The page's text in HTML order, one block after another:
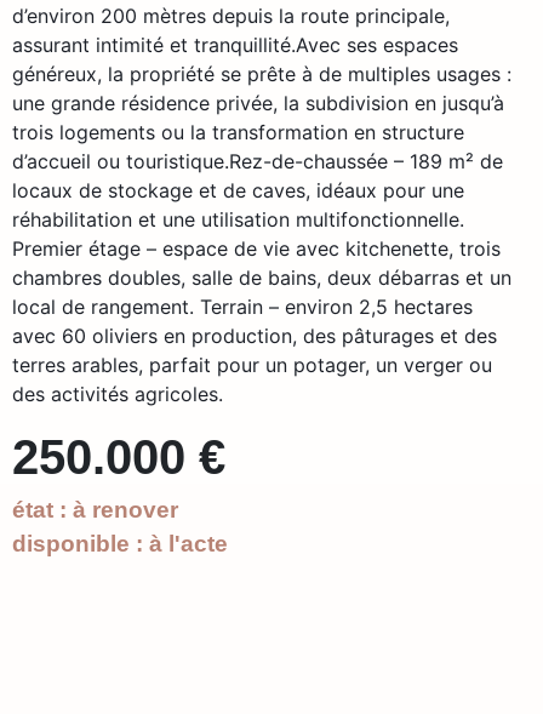
d’environ 200 mètres depuis la route principale,
assurant intimité et tranquillité.Avec ses espaces
généreux, la propriété se prête à de multiples usages :
une grande résidence privée, la subdivision en jusqu’à
trois logements ou la transformation en structure
d’accueil ou touristique.Rez-de-chaussée – 189 m² de
locaux de stockage et de caves, idéaux pour une
réhabilitation et une utilisation multifonctionnelle.
Premier étage – espace de vie avec kitchenette, trois
chambres doubles, salle de bains, deux débarras et un
local de rangement. Terrain – environ 2,5 hectares
avec 60 oliviers en production, des pâturages et des
terres arables, parfait pour un potager, un verger ou
des activités agricoles.
250.000 €
état : à renover
disponible : à l'acte